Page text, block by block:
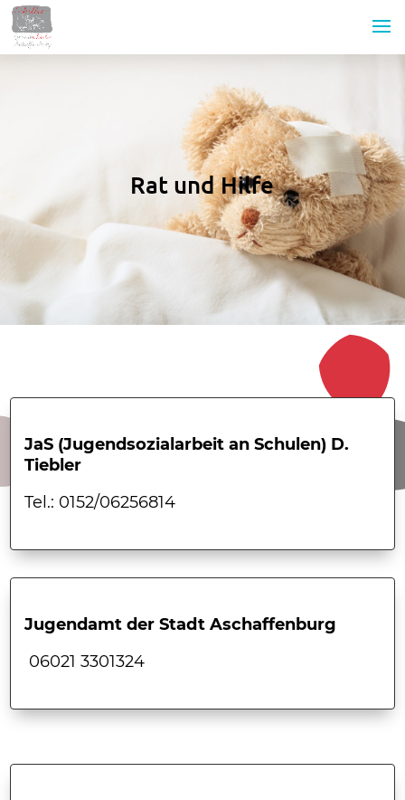
Rat und Hilfe
JaS (Jugendsozialarbeit an Schulen) D.
Tiebler
Tel.: 0152/06256814
Jugendamt der Stadt Aschaffenburg
06021 3301324